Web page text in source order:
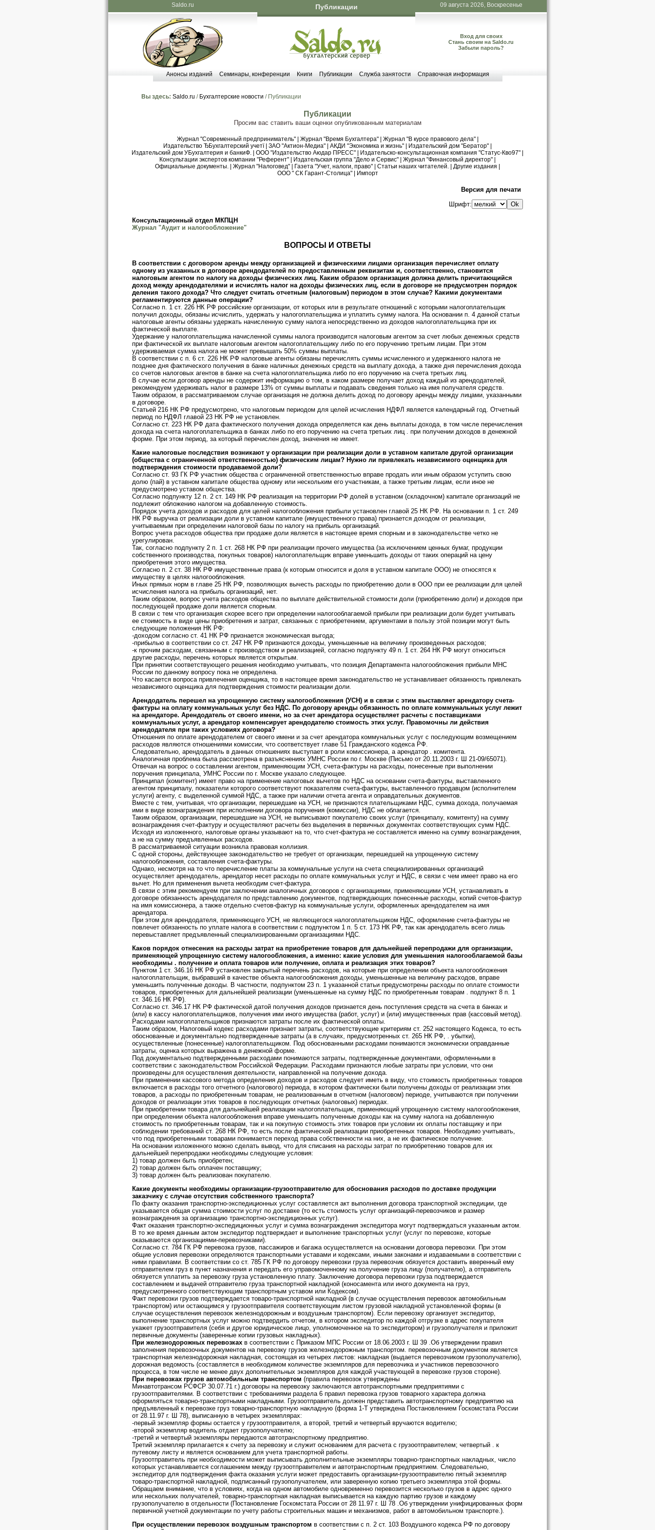
Saldo.ru Публикации 09 августа 2026, Воскресенье
Вход для своих
Стань своим на Saldo.ru
Забыли пароль?
Анонсы изданий Семинары, конференции Книги Публикации Служба занятости Справочная информация
Вы здесь: Saldo.ru / Бухгалтерские новости / Публикации
Публикации
Просим вас ставить ваши оценки опубликованным материалам
Журнал "Современный предприниматель"| Журнал "Время Бухгалтера"| Журнал "В курсе правового дела"|
Издательство ЂБухгалтерский учетї| ЗАО "Актион-Медиа" АКДИ "Экономика и жизнь" Издательский дом "Бератор"
Издательский дом УБухгалтерия и банкиФ.
ООО "Издательство Аюдар ПРЕСС" Издательско-консультационная компания "Статус-Кво97"
Консультации экспертов компании "Референт"
Издательская группа "Дело и Сервис" Журнал "Финансовый директор"
Официальные документы.
Журнал "Налоговед" Газета "Учет, налоги, право" Статьи наших читателей. Другие издания
ООО " СК Гарант-Столица"| Импорт
Версия для печати
Шрифт:
Консультационный отдел МКПЦН
Журнал "Аудит и налогообложение"
ВОПРОСЫ И ОТВЕТЫ
В соответствии с договором аренды между организацией и физическими лицами организация перечисляет оплату
одному из указанных в договоре арендодателей по предоставленным реквизитам и, соответственно, становится
налоговым агентом по налогу на доходы физических лиц. Каким образом организация должна делить причитающийся
доход между арендодателями и исчислять налог на доходы физических лиц, если в договоре не предусмотрен порядок
деления такого дохода? Что следует считать отчетным (налоговым) периодом в этом случае? Какими документами
регламентируются данные операции?
Согласно п. 1 ст. 226 НК РФ российские организации, от которых или в результате отношений с которыми налогоплательщик
получил доходы, обязаны исчислить, удержать у налогоплательщика и уплатить сумму налога. На основании п. 4 данной статьи
налоговые агенты обязаны удержать начисленную сумму налога непосредственно из доходов налогоплательщика при их
фактической выплате.
Удержание у налогоплательщика начисленной суммы налога производится налоговым агентом за счет любых денежных средств
при фактической их выплате налоговым агентом налогоплательщику либо по его поручению третьим лицам. При этом
удерживаемая сумма налога не может превышать 50% суммы выплаты.
В соответствии с п. 6 ст. 226 НК РФ налоговые агенты обязаны перечислять суммы исчисленного и удержанного налога не
позднее дня фактического получения в банке наличных денежных средств на выплату дохода, а также дня перечисления дохода
со счетов налоговых агентов в банке на счета налогоплательщика либо по его поручению на счета третьих лиц.
В случае если договор аренды не содержит информацию о том, в каком размере получает доход каждый из арендодателей,
рекомендуем удерживать налог в размере 13% от суммы выплаты и подавать сведения только на имя получателя средств.
Таким образом, в рассматриваемом случае организация не должна делить доход по договору аренды между лицами, указанными
в договоре.
Статьей 216 НК РФ предусмотрено, что налоговым периодом для целей исчисления НДФЛ является календарный год. Отчетный
период по НДФЛ главой 23 НК РФ не установлен.
Согласно ст. 223 НК РФ дата фактического получения дохода определяется как день выплаты дохода, в том числе перечисления
дохода на счета налогоплательщика в банках либо по его поручению на счета третьих лиц . при получении доходов в денежной
форме. При этом период, за который перечислен доход, значения не имеет.
Какие налоговые последствия возникают у организации при реализации доли в уставном капитале другой организации
(общества с ограниченной ответственностью) физическим лицам? Нужно ли привлекать независимого оценщика для
подтверждения стоимости продаваемой доли?
Согласно ст. 93 ГК РФ участник общества с ограниченной ответственностью вправе продать или иным образом уступить свою
долю (пай) в уставном капитале общества одному или нескольким его участникам, а также третьим лицам, если иное не
предусмотрено уставом общества.
Согласно подпункту 12 п. 2 ст. 149 НК РФ реализация на территории РФ долей в уставном (складочном) капитале организаций не
подлежит обложению налогом на добавленную стоимость.
Порядок учета доходов и расходов для целей налогообложения прибыли установлен главой 25 НК РФ. На основании п. 1 ст. 249
НК РФ выручка от реализации доли в уставном капитале (имущественного права) признается доходом от реализации,
учитываемым при определении налоговой базы по налогу на прибыль организаций.
Вопрос учета расходов общества при продаже доли является в настоящее время спорным и в законодательстве четко не
урегулирован.
Так, согласно подпункту 2 п. 1 ст. 268 НК РФ при реализации прочего имущества (за исключением ценных бумаг, продукции
собственного производства, покупных товаров) налогоплательщик вправе уменьшить доходы от таких операций на цену
приобретения этого имущества.
Согласно п. 2 ст. 38 НК РФ имущественные права (к которым относится и доля в уставном капитале ООО) не относятся к
имуществу в целях налогообложения.
Иных прямых норм в главе 25 НК РФ, позволяющих вычесть расходы по приобретению доли в ООО при ее реализации для целей
исчисления налога на прибыль организаций, нет.
Таким образом, вопрос учета расходов общества по выплате действительной стоимости доли (приобретению доли) и доходов при
последующей продаже доли является спорным.
В связи с тем что организация скорее всего при определении налогооблагаемой прибыли при реализации доли будет учитывать
ее стоимость в виде цены приобретения и затрат, связанных с приобретением, аргументами в пользу этой позиции могут быть
следующие положения НК РФ:
-доходом согласно ст. 41 НК РФ признается экономическая выгода;
-прибылью в соответствии со ст. 247 НК РФ признаются доходы, уменьшенные на величину произведенных расходов;
-к прочим расходам, связанным с производством и реализацией, согласно подпункту 49 п. 1 ст. 264 НК РФ могут относиться
другие расходы, перечень которых является открытым.
При принятии соответствующего решения необходимо учитывать, что позиция Департамента налогообложения прибыли МНС
России по данному вопросу пока не определена.
Что касается вопроса привлечения оценщика, то в настоящее время законодательство не устанавливает обязанность привлекать
независимого оценщика для подтверждения стоимости реализации доли.
Арендодатель перешел на упрощенную систему налогообложения (УСН) и в связи с этим выставляет арендатору счета-
фактуры на оплату коммунальных услуг без НДС. По договору аренды обязанность по оплате коммунальных услуг лежит
на арендаторе. Арендодатель от своего имени, но за счет арендатора осуществляет расчеты с поставщиками
коммунальных услуг, а арендатор компенсирует арендодателю стоимость этих услуг. Правомочны ли действия
арендодателя при таких условиях договора?
Отношения по оплате арендодателем от своего имени и за счет арендатора коммунальных услуг с последующим возмещением
расходов являются отношениями комиссии, что соответствует главе 51 Гражданского кодекса РФ.
Следовательно, арендодатель в данных отношениях выступает в роли комиссионера, а арендатор . комитента.
Аналогичная проблема была рассмотрена в разъяснениях УМНС России по г. Москве (Письмо от 20.11.2003 г. Ш 21-09/65071).
Отвечая на вопрос о составлении агентом, применяющим УСН, счета-фактуры на расходы, понесенные при выполнении
поручения принципала, УМНС России по г. Москве указало следующее.
Принципал (комитент) имеет право на применение налоговых вычетов по НДС на основании счета-фактуры, выставленного
агентом принципалу, показатели которого соответствуют показателям счета-фактуры, выставленного продавцом (исполнителем
услуги) агенту, с выделенной суммой НДС, а также при наличии отчета агента и оправдательных документов.
Вместе с тем, учитывая, что организации, перешедшие на УСН, не признаются плательщиками НДС, сумма дохода, получаемая
ими в виде вознаграждения при исполнении договора поручения (комиссии), НДС не облагается.
Таким образом, организации, перешедшие на УСН, не выписывают покупателю своих услуг (принципалу, комитенту) на сумму
вознаграждения счет-фактуру и осуществляют расчеты без выделения в первичных документах соответствующих сумм НДС.
Исходя из изложенного, налоговые органы указывают на то, что счет-фактура не составляется именно на сумму вознаграждения,
а не на сумму предъявленных расходов.
В рассматриваемой ситуации возникла правовая коллизия.
С одной стороны, действующее законодательство не требует от организации, перешедшей на упрощенную систему
налогообложения, составления счета-фактуры.
Однако, несмотря на то что перечисление платы за коммунальные услуги на счета специализированных организаций
осуществляет арендодатель, арендатор несет расходы по оплате коммунальных услуг и НДС, в связи с чем имеет право на его
вычет. Но для применения вычета необходим счет-фактура.
В связи с этим рекомендуем при заключении аналогичных договоров с организациями, применяющими УСН, устанавливать в
договоре обязанность арендодателя по представлению документов, подтверждающих понесенные расходы, копий счетов-фактур
на имя комиссионера, а также отдельно счетов-фактур на коммунальные услуги, оформленных арендодателем на имя
арендатора.
При этом для арендодателя, применяющего УСН, не являющегося налогоплательщиком НДС, оформление счета-фактуры не
повлечет обязанность по уплате налога в соответствии с подпунктом 1 п. 5 ст. 173 НК РФ, так как арендодатель всего лишь
перевыставляет предъявленный специализированными организациями НДС.
Каков порядок отнесения на расходы затрат на приобретение товаров для дальнейшей перепродажи для организации,
применяющей упрощенную систему налогообложения, а именно: какие условия для уменьшения налогооблагаемой базы
необходимы . получение и оплата товаров или получение, оплата и реализация этих товаров?
Пунктом 1 ст. 346.16 НК РФ установлен закрытый перечень расходов, на которые при определении объекта налогообложения
налогоплательщик, выбравший в качестве объекта налогообложения доходы, уменьшенные на величину расходов, вправе
уменьшить полученные доходы. В частности, подпунктом 23 п. 1 указанной статьи предусмотрены расходы по оплате стоимости
товаров, приобретенных для дальнейшей реализации (уменьшенные на сумму НДС по приобретенным товарам . подпункт 8 п. 1
ст. 346.16 НК РФ).
Согласно ст. 346.17 НК РФ фактической датой получения доходов признается день поступления средств на счета в банках и
(или) в кассу налогоплательщиков, получения ими иного имущества (работ, услуг) и (или) имущественных прав (кассовый метод).
Расходами налогоплательщиков признаются затраты после их фактической оплаты.
Таким образом, Налоговый кодекс расходами признает затраты, соответствующие критериям ст. 252 настоящего Кодекса, то есть
обоснованные и документально подтвержденные затраты (а в случаях, предусмотренных ст. 265 НК РФ, . убытки),
осуществленные (понесенные) налогоплательщиком. Под обоснованными расходами понимаются экономически оправданные
затраты, оценка которых выражена в денежной форме.
Под документально подтвержденными расходами понимаются затраты, подтвержденные документами, оформленными в
соответствии с законодательством Российской Федерации. Расходами признаются любые затраты при условии, что они
произведены для осуществления деятельности, направленной на получение дохода.
При применении кассового метода определения доходов и расходов следует иметь в виду, что стоимость приобретенных товаров
включается в расходы того отчетного (налогового) периода, в котором фактически были получены доходы от реализации этих
товаров, а расходы по приобретенным товарам, не реализованным в отчетном (налоговом) периоде, учитываются при получении
доходов от реализации этих товаров в последующих отчетных (налоговых) периодах.
При приобретении товара для дальнейшей реализации налогоплательщик, применяющий упрощенную систему налогообложения,
при определении объекта налогообложения вправе уменьшить полученные доходы как на сумму налога на добавленную
стоимость по приобретенным товарам, так и на покупную стоимость этих товаров при условии их оплаты поставщику и при
соблюдении требований ст. 268 НК РФ, то есть после фактической реализации приобретенных товаров. Необходимо учитывать,
что под приобретенными товарами понимается переход права собственности на них, а не их фактическое получение.
На основании изложенного можно сделать вывод, что для списания на расходы затрат по приобретению товаров для их
дальнейшей перепродажи необходимы следующие условия:
1) товар должен быть приобретен;
2) товар должен быть оплачен поставщику;
3) товар должен быть реализован покупателю.
Какие документы необходимы организации-грузоотправителю для обоснования расходов по доставке продукции
заказчику с случае отсутствия собственного транспорта?
По факту оказания транспортно-экспедиционных услуг составляется акт выполнения договора транспортной экспедиции, где
указывается общая сумма стоимости услуг по доставке (то есть стоимость услуг организаций-перевозчиков и размер
вознаграждения за организацию транспортно-экспедиционных услуг).
Факт оказания транспортно-экспедиционных услуг и сумма вознаграждения экспедитора могут подтверждаться указанным актом.
В то же время данным актом экспедитор подтверждает и выполнение транспортных услуг (услуг по перевозке, которые
оказываются организациями-перевозчиками).
Согласно ст. 784 ГК РФ перевозка грузов, пассажиров и багажа осуществляется на основании договора перевозки. При этом
общие условия перевозки определяются транспортными уставами и кодексами, иными законами и издаваемыми в соответствии с
ними правилами. В соответствии со ст. 785 ГК РФ по договору перевозки груза перевозчик обязуется доставить вверенный ему
отправителем груз в пункт назначения и передать его управомоченному на получение груза лицу (получателю), а отправитель
обязуется уплатить за перевозку груза установленную плату. Заключение договора перевозки груза подтверждается
составлением и выдачей отправителю груза транспортной накладной (коносамента или иного документа на груз,
предусмотренного соответствующим транспортным уставом или Кодексом).
Факт перевозки грузов подтверждается товаро-транспортной накладной (в случае осуществления перевозок автомобильным
транспортом) или остающимся у грузоотправителя соответствующим листом грузовой накладной установленной формы (в
случае осуществления перевозок железнодорожным и воздушным транспортом). Если перевозку организует экспедитор,
выполнение транспортных услуг можно подтвердить отчетом, в котором экспедитор по каждой отгрузке в адрес покупателя
укажет грузоотправителя (себя и другое юридическое лицо, уполномоченное на то экспедитором) и грузополучателя и приложит
первичные документы (заверенные копии грузовых накладных).
При железнодорожных перевозках в соответствии с Приказом МПС России от 18.06.2003 г. Ш 39 .Об утверждении правил
заполнения перевозочных документов на перевозку грузов железнодорожным транспортом. перевозочным документом является
транспортная железнодорожная накладная, состоящая из четырех листов: накладная (выдается перевозчиком грузополучателю),
дорожная ведомость (составляется в необходимом количестве экземпляров для перевозчика и участников перевозочного
процесса, в том числе не менее двух дополнительных экземпляров для каждой участвующей в перевозке грузов стороне).
При перевозках грузов автомобильным транспортом (правила перевозок утверждены
Минавтотрансом РСФСР 30.07.71 г.) договоры на перевозку заключаются автотранспортными предприятиями с
грузоотправителями. В соответствии с требованиями раздела 6 правил перевозка грузов товарного характера должна
оформляться товарно-транспортными накладными. Грузоотправитель должен представить автотранспортному предприятию на
предъявленный к перевозке груз товарно-транспортную накладную (форма 1-Т утверждена Постановлением Госкомстата России
от 28.11.97 г. Ш 78), выписанную в четырех экземплярах:
-первый экземпляр формы остается у грузоотправителя, а второй, третий и четвертый вручаются водителю;
-второй экземпляр водитель отдает грузополучателю;
-третий и четвертый экземпляры передаются автотранспортному предприятию.
Третий экземпляр прилагается к счету за перевозку и служит основанием для расчета с грузоотправителем; четвертый . к
путевому листу и является основанием для учета транспортной работы.
Грузоотправитель при необходимости может выписывать дополнительные экземпляры товарно-транспортных накладных, число
которых устанавливается соглашением между грузоотправителем и автотранспортным предприятием. Следовательно,
экспедитор для подтверждения факта оказания услуги может предоставить организации-грузоотправителю пятый экземпляр
товаро-транспортной накладной, подписанный грузополучателем, или заверенную копию третьего экземпляра этой формы.
Обращаем внимание, что в условиях, когда на одном автомобиле одновременно перевозится несколько грузов в адрес одного
или нескольких получателей, товарно-транспортная накладная выписывается на каждую партию грузов и каждому
грузополучателю в отдельности (Постановление Госкомстата России от 28 11.97 г. Ш 78 .Об утверждении унифицированных форм
первичной учетной документации по учету работы строительных машин и механизмов, работ в автомобильном транспорте.).
При осуществлении перевозок воздушным транспортом в соответствии с п. 2 ст. 103 Воздушного кодекса РФ по договору